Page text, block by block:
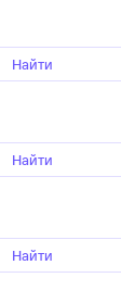
Найти
Найти
Найти